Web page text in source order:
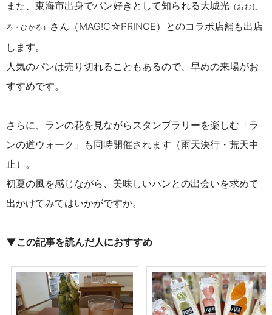
また、東海市出身でパン好きとして知られる大城光 （おおし
ろ・ひかる） さん（MAG!C☆PRINCE）とのコラボ店舗も出店
します。
人気のパンは売り切れることもあるので、早めの来場がお
すすめです。
さらに、ランの花を見ながらスタンプラリーを楽しむ「ラ
ンの道ウォーク」も同時開催されます（雨天決行・荒天中
止）。
初夏の風を感じながら、美味しいパンとの出会いを求めて
出かけてみてはいかがですか。
▼この記事を読んだ人におすすめ